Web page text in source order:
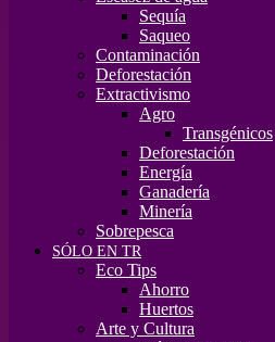
Sequía
Saqueo
Contaminación
Deforestación
Extractivismo
Agro
Transgénicos
Deforestación
Energía
Ganadería
Minería
Sobrepesca
SÓLO EN TR
Eco Tips
Ahorro
Huertos
Arte y Cultura